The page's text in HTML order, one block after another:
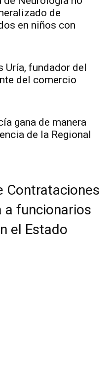
de
en niños con
Uría, fundador del
del comercio
gana de manera
de la Regional
Contrataciones
a funcionarios
el Estado